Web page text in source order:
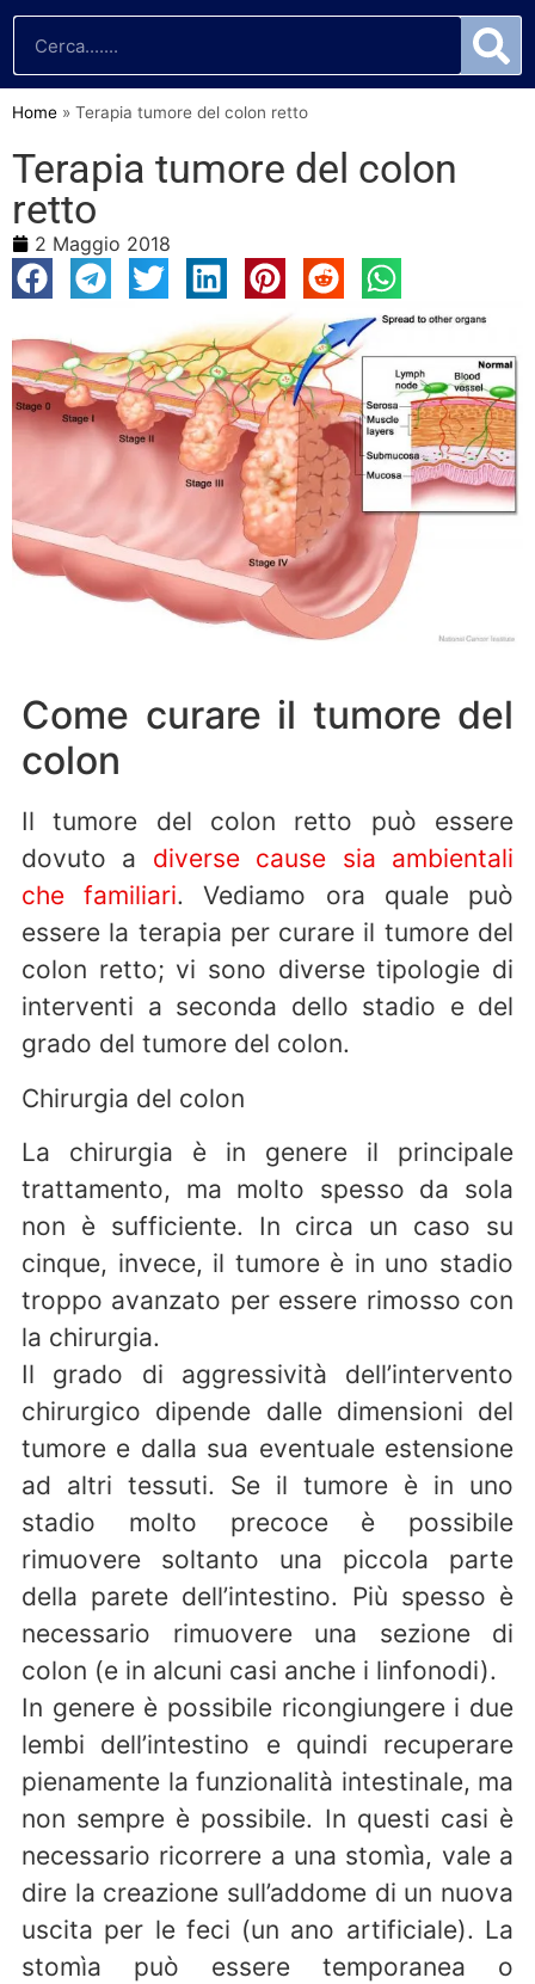
Home » Terapia tumore del colon retto
Terapia tumore del colon
retto
2 Maggio 2018
Come curare il tumore del
colon
Il tumore del colon retto può essere
dovuto a diverse cause sia ambientali
che familiari. Vediamo ora quale può
essere la terapia per curare il tumore del
colon retto; vi sono diverse tipologie di
interventi a seconda dello stadio e del
grado del tumore del colon.
Chirurgia del colon
La chirurgia è in genere il principale
trattamento, ma molto spesso da sola
non è sufficiente. In circa un caso su
cinque, invece, il tumore è in uno stadio
troppo avanzato per essere rimosso con
la chirurgia.
Il grado di aggressività dell’intervento
chirurgico dipende dalle dimensioni del
tumore e dalla sua eventuale estensione
ad altri tessuti. Se il tumore è in uno
stadio molto precoce è possibile
rimuovere soltanto una piccola parte
della parete dell’intestino. Più spesso è
necessario rimuovere una sezione di
colon (e in alcuni casi anche i linfonodi).
In genere è possibile ricongiungere i due
lembi dell’intestino e quindi recuperare
pienamente la funzionalità intestinale, ma
non sempre è possibile. In questi casi è
necessario ricorrere a una stomìa, vale a
dire la creazione sull’addome di un nuova
uscita per le feci (un ano artificiale). La
stomìa può essere temporanea o